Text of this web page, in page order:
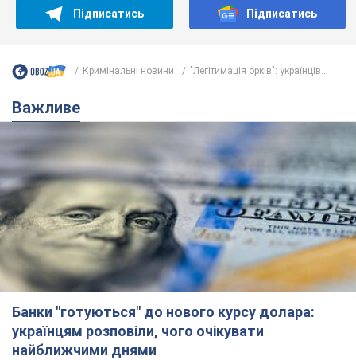
Підписатись Підписатись
Кримінальні новини "Легітимація орків": українців...
Важливе
Банки "готуються" до нового курсу долара:
українцям розповіли, чого очікувати
найближчими днями